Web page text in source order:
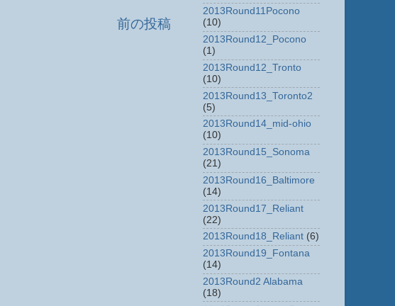
前の投稿
2013Round11Pocono
(10)
2013Round12_Pocono
(1)
2013Round12_Tronto
(10)
2013Round13_Toronto2
(5)
2013Round14_mid-ohio
(10)
2013Round15_Sonoma
(21)
2013Round16_Baltimore
(14)
2013Round17_Reliant
(22)
2013Round18_Reliant (6)
2013Round19_Fontana
(14)
2013Round2 Alabama
(18)